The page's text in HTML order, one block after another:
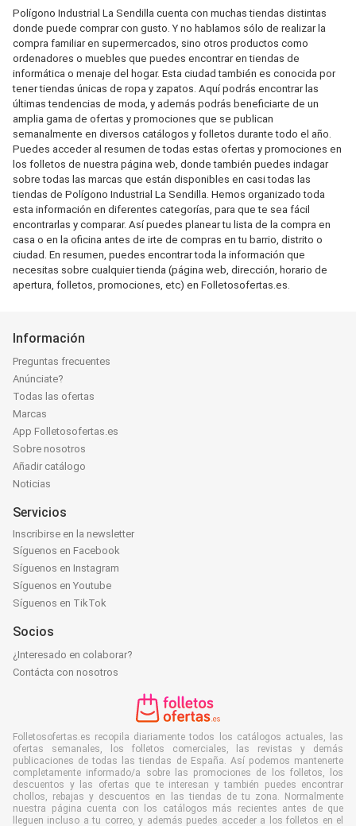
Polígono Industrial La Sendilla cuenta con muchas tiendas distintas
donde puede comprar con gusto. Y no hablamos sólo de realizar la
compra familiar en supermercados, sino otros productos como
ordenadores o muebles que puedes encontrar en tiendas de
informática o menaje del hogar. Esta ciudad también es conocida por
tener tiendas únicas de ropa y zapatos. Aquí podrás encontrar las
últimas tendencias de moda, y además podrás beneficiarte de un
amplia gama de ofertas y promociones que se publican
semanalmente en diversos catálogos y folletos durante todo el año.
Puedes acceder al resumen de todas estas ofertas y promociones en
los folletos de nuestra página web, donde también puedes indagar
sobre todas las marcas que están disponibles en casi todas las
tiendas de Polígono Industrial La Sendilla. Hemos organizado toda
esta información en diferentes categorías, para que te sea fácil
encontrarlas y comparar. Así puedes planear tu lista de la compra en
casa o en la oficina antes de irte de compras en tu barrio, distrito o
ciudad. En resumen, puedes encontrar toda la información que
necesitas sobre cualquier tienda (página web, dirección, horario de
apertura, folletos, promociones, etc) en Folletosofertas.es.
Información
Preguntas frecuentes
Anúnciate?
Todas las ofertas
Marcas
App Folletosofertas.es
Sobre nosotros
Añadir catálogo
Noticias
Servicios
Inscribirse en la newsletter
Síguenos en Facebook
Síguenos en Instagram
Síguenos en Youtube
Síguenos en TikTok
Socios
¿Interesado en colaborar?
Contácta con nosotros
Folletosofertas.es recopila diariamente todos los catálogos actuales, las
ofertas semanales, los folletos comerciales, las revistas y demás
publicaciones de todas las tiendas de España. Así podemos mantenerte
completamente informado/a sobre las promociones de los folletos, los
descuentos y las ofertas que te interesan y también puedes encontrar
chollos, rebajas y descuentos en las tiendas de tu zona. Normalmente
nuestra página cuenta con los catálogos más recientes antes de que
lleguen incluso a tu correo, y además puedes acceder a los folletos en el